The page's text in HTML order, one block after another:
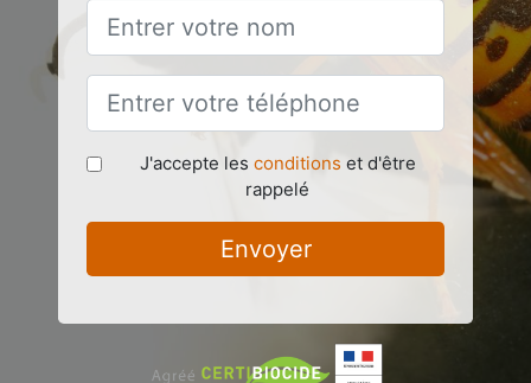
J'accepte les conditions et d'être
rappelé
Envoyer